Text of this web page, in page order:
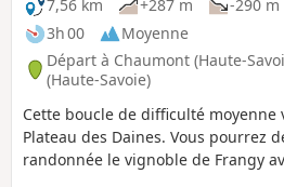
7,56 km
+287 m
-290 m
3h 00
Moyenne
Départ à Chaumont (Haute-
(Haute-Savoie)
Cette boucle de difficulté
Plateau des Daines. Vous pourrez
randonnée le vignoble de Frangy